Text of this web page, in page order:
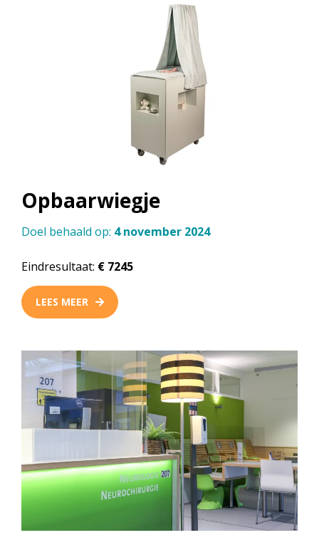
Opbaarwiegje
Doel behaald op: 4 november 2024
Eindresultaat: € 7245
LEES MEER